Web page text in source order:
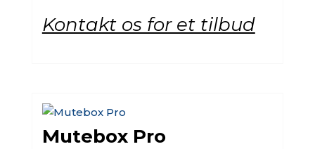
Kontakt os for et tilbud
Mutebox Pro